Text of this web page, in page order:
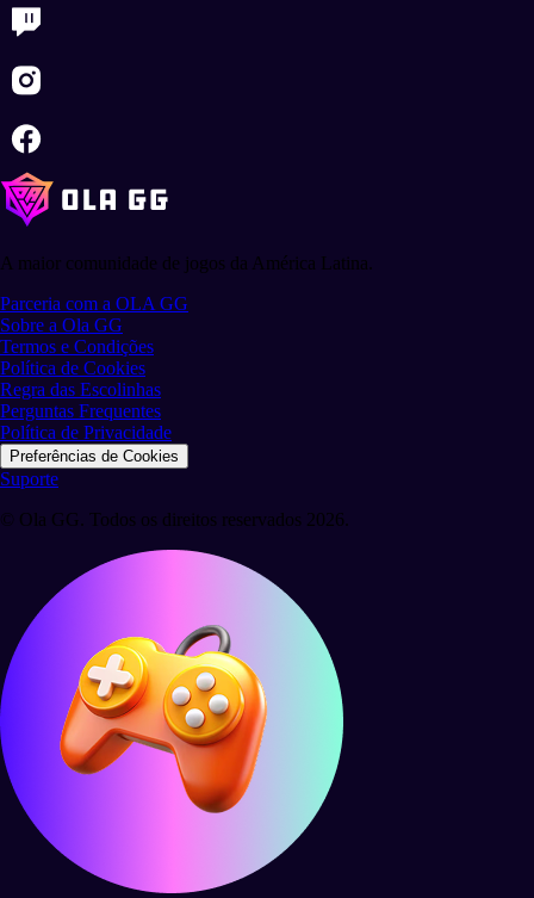
A maior comunidade de jogos da América Latina.
Parceria com a OLA GG
Sobre a Ola GG
Termos e Condições
Política de Cookies
Regra das Escolinhas
Perguntas Frequentes
Política de Privacidade
Preferências de Cookies
Suporte
© Ola GG. Todos os direitos reservados 2026.